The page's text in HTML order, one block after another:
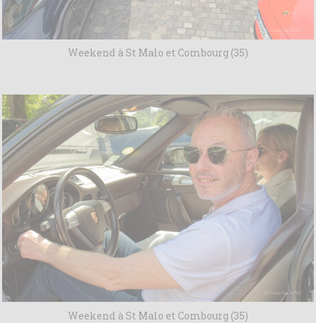
Weekend à St Malo et Combourg (35)
Weekend à St Malo et Combourg (35)